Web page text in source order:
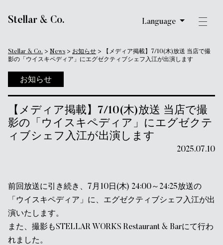
Stellar & Co. Language
Stellar & Co. > News > お知らせ >
【メディア掲載】7/10(木)放送 当店で撮
影の「ウイスキペディア」にエグゼクティブシェフ入江が出演します
お知らせ
【メディア掲載】7/10(木)放送 当店で撮
影の「ウイスキペディア」にエグゼクテ
ィブシェフ入江が出演します
2025.07.10
前回放送に引き続き、7月10日(木) 24:00～24:25放送の
「ウイスキペディア」に、エグゼクティブシェフ入江が出
演いたします。
また、撮影もSTELLAR WORKS Restaurant & Barにて行わ
れました。